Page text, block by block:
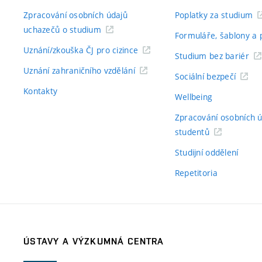
Zpracování osobních údajů
uchazečů o studium
Uznání/zkouška ČJ pro cizince
Uznání zahraničního vzdělání
Kontakty
Poplatky za studium
Formuláře, šablony a
Studium bez bariér
Sociální bezpečí
Wellbeing
Zpracování osobních
studentů
Studijní oddělení
Repetitoria
ÚSTAVY A VÝZKUMNÁ CENTRA